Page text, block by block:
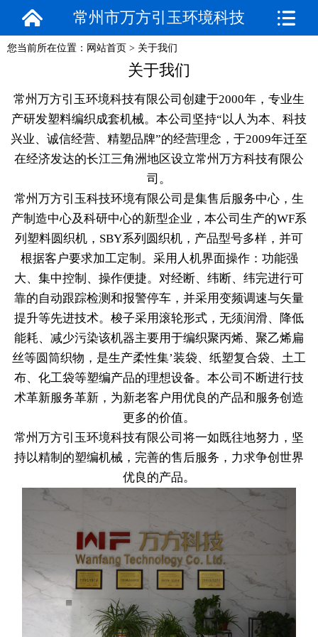
常州市万方引玉环境科技
有限公司
您当前所在位置： 网站首页 > 关于我们
关于我们
常州万方引玉环境科技有限公司创建于2000年，专业生
产研发塑料编织成套机械。本公司坚持“以人为本、科技
兴业、诚信经营、精塑品牌”的经营理念，于2009年迁至
在经济发达的长江三角洲地区设立常州万方科技有限公
司。
常州万方引玉科技环境有限公司是集售后服务中心，生
产制造中心及科研中心的新型企业，本公司生产的WF系
列塑料圆织机，SBY系列圆织机，产品型号多样，并可
根据客户要求加工定制。采用人机界面操作：功能强
大、集中控制、操作便捷。对经断、纬断、纬完进行可
靠的自动跟踪检测和报警停车，并采用变频调速与矢量
提升等先进技术。梭子采用滚轮形式，无须润滑、降低
能耗、减少污染该机器主要用于编织聚丙烯、聚乙烯扁
丝等圆筒织物，是生产柔性集’装袋、纸塑复合袋、土工
布、化工袋等塑编产品的理想设备。本公司不断进行技
术革新服务革新，为新老客户用优良的产品和服务创造
更多的价值。
常州万方引玉环境科技有限公司将一如既往地努力，坚
持以精制的塑编机械，完善的售后服务，力求争创世界
优良的产品。